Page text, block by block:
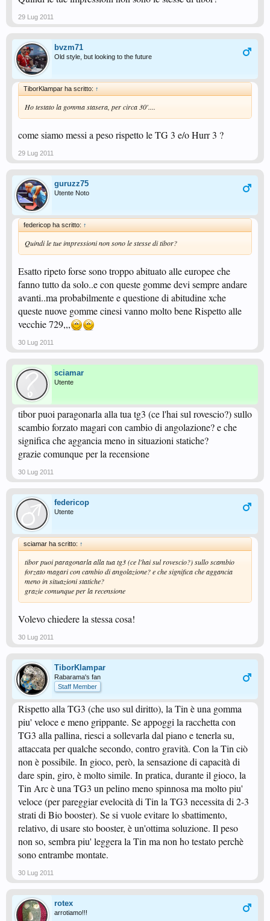
29 Lug 2011
bvzm71
Old style, but looking to the future
TiborKlampar ha scritto: ↑
Ho testato la gomma stasera, per circa 30'....
come siamo messi a peso rispetto le TG 3 e/o Hurr 3 ?
29 Lug 2011
guruzz75
Utente Noto
federicop ha scritto: ↑
Quindi le tue impressioni non sono le stesse di tibor?
Esatto ripeto forse sono troppo abituato alle europee che
fanno tutto da solo..e con queste gomme devi sempre andare
avanti..ma probabilmente e questione di abitudine xche
queste nuove gomme cinesi vanno molto bene Rispetto alle
vecchie 729,,,
30 Lug 2011
sciamar
Utente
tibor puoi paragonarla alla tua tg3 (ce l'hai sul rovescio?) sullo
scambio forzato magari con cambio di angolazione? e che
significa che aggancia meno in situazioni statiche?
grazie comunque per la recensione
30 Lug 2011
federicop
Utente
sciamar ha scritto: ↑
tibor puoi paragonarla alla tua tg3 (ce l'hai sul rovescio?) sullo scambio
forzato magari con cambio di angolazione? e che significa che aggancia
meno in situazioni statiche?
grazie comunque per la recensione
Volevo chiedere la stessa cosa!
30 Lug 2011
TiborKlampar
Rabarama's fan
Staff Member
Rispetto alla TG3 (che uso sul diritto), la Tin è una gomma
piu' veloce e meno grippante. Se appoggi la racchetta con
TG3 alla pallina, riesci a sollevarla dal piano e tenerla su,
attaccata per qualche secondo, contro gravità. Con la Tin ciò
non è possibile. In gioco, però, la sensazione di capacità di
dare spin, giro, è molto simile. In pratica, durante il gioco, la
Tin Arc è una TG3 un pelino meno spinnosa ma molto piu'
veloce (per pareggiar evelocità di Tin la TG3 necessita di 2-3
strati di Bio booster). Se si vuole evitare lo sbattimento,
relativo, di usare sto booster, è un'ottima soluzione. Il peso
non so, sembra piu' leggera la Tin ma non ho testato perchè
sono entrambe montate.
30 Lug 2011
rotex
arrotiamo!!!